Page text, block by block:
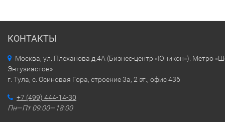
КОНТАКТЫ
Москва, ул. Плеханова д.4А (Бизнес-центр «Юникон»). Метро
Энтузиастов»
г. Тула, с. Осиновая Гора, строение 3а, 2 эт., офис 436
+7 (499) 444-14-30
Пн—Пт 09:00—18:00